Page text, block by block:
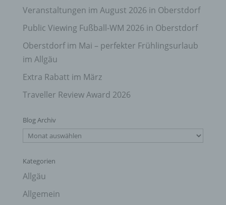
Veranstaltungen im August 2026 in Oberstdorf
Public Viewing Fußball-WM 2026 in Oberstdorf
Oberstdorf im Mai – perfekter Frühlingsurlaub
im Allgäu
Extra Rabatt im März
Traveller Review Award 2026
Blog Archiv
Blog
Kategorien
Allgäu
Allgemein